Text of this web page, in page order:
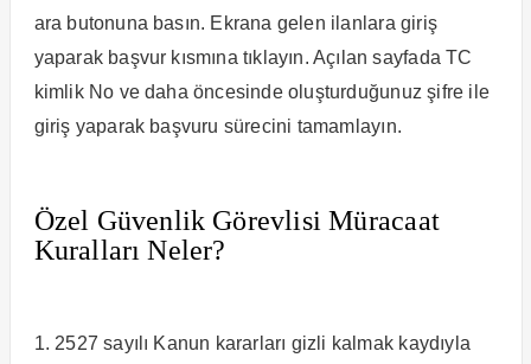
ara butonuna basın. Ekrana gelen ilanlara giriş
yaparak başvur kısmına tıklayın. Açılan sayfada TC
kimlik No ve daha öncesinde oluşturduğunuz şifre ile
giriş yaparak başvuru sürecini tamamlayın.
Özel Güvenlik Görevlisi Müracaat
Kuralları Neler?
1. 2527 sayılı Kanun kararları gizli kalmak kaydıyla